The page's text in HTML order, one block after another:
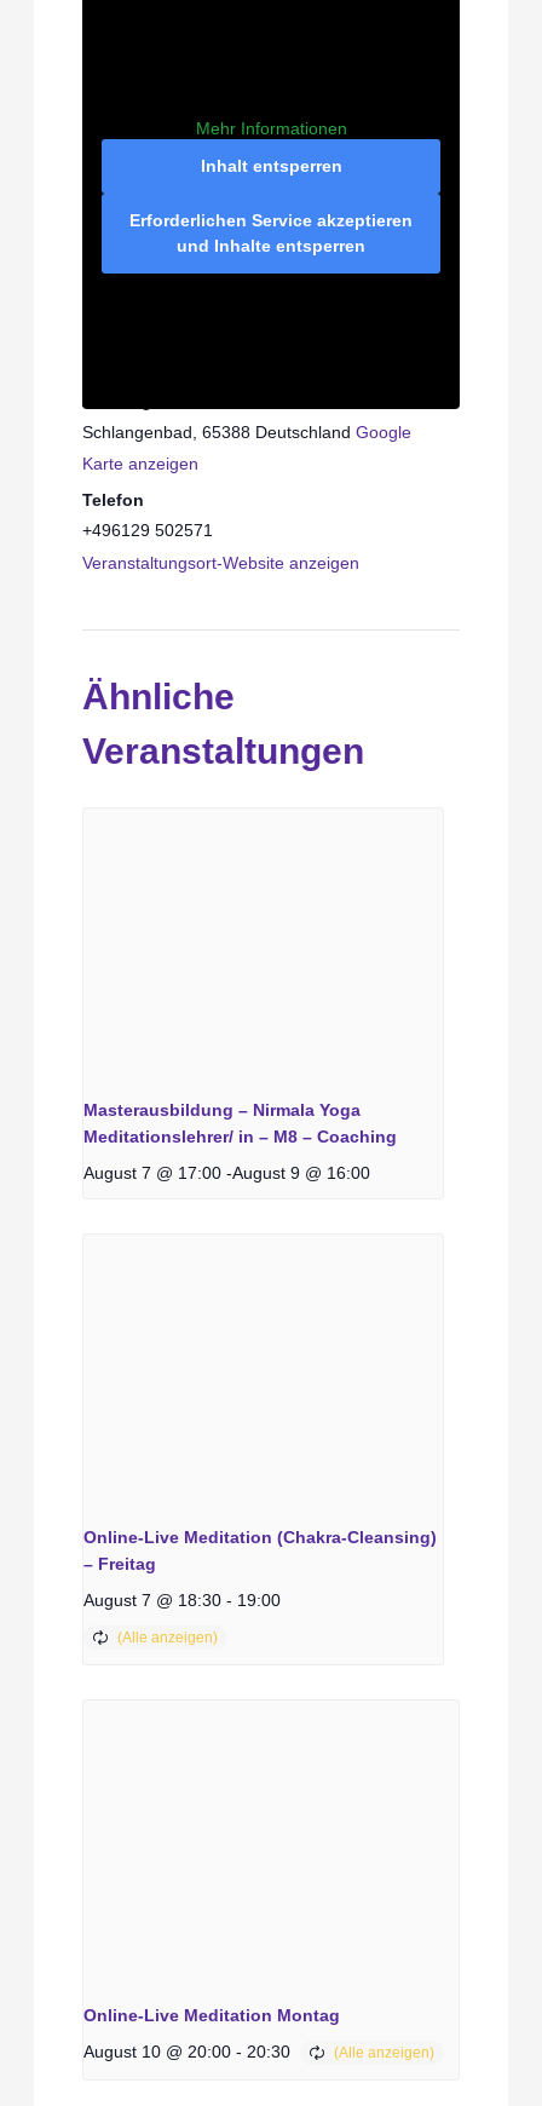
Schlangenbad 65388 Deutschland Google
Karte anzeigen
Telefon
+496129 502571
Veranstaltungsort-Website anzeigen
Mehr Informationen
Inhalt entsperren
Erforderlichen Service akzeptieren
und Inhalte entsperren
Ähnliche
Veranstaltungen
Masterausbildung – Nirmala Yoga
Meditationslehrer/ in – M8 – Coaching
August 7 @ 17:00 -August 9 @ 16:00
Online-Live Meditation (Chakra-Cleansing)
– Freitag
August 7 @ 18:30 - 19:00
Online-Live Meditation Montag
August 10 @ 20:00 - 20:30